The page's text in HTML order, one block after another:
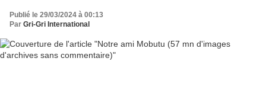
Publié le 29/03/2024 à 00:13
Par Gri-Gri International